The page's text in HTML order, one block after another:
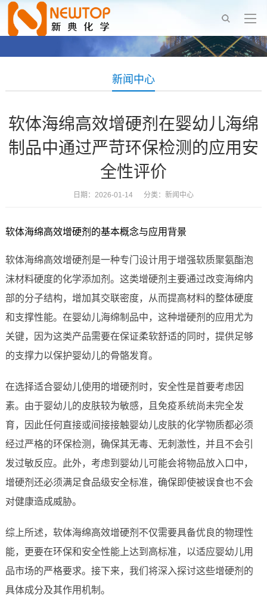
新闻中心
软体海绵高效增硬剂在婴幼儿海绵
制品中通过严苛环保检测的应用安
全性评价
日期：2026-01-14 分类： 新闻中心
软体海绵高效增硬剂的基本概念与应用背景
软体海绵高效增硬剂是一种专门设计用于增强软质聚氨酯泡
沫材料硬度的化学添加剂。这类增硬剂主要通过改变海绵内
部的分子结构，增加其交联密度，从而提高材料的整体硬度
和支撑性能。在婴幼儿海绵制品中，这种增硬剂的应用尤为
关键，因为这类产品需要在保证柔软舒适的同时，提供足够
的支撑力以保护婴幼儿的骨骼发育。
在选择适合婴幼儿使用的增硬剂时，安全性是首要考虑因
素。由于婴幼儿的皮肤较为敏感，且免疫系统尚未完全发
育，因此任何直接或间接接触婴幼儿皮肤的化学物质都必须
经过严格的环保检测，确保其无毒、无刺激性，并且不会引
发过敏反应。此外，考虑到婴幼儿可能会将物品放入口中，
增硬剂还必须满足食品级安全标准，确保即使被误食也不会
对健康造成威胁。
综上所述，软体海绵高效增硬剂不仅需要具备优良的物理性
能，更要在环保和安全性能上达到高标准，以适应婴幼儿用
品市场的严格要求。接下来，我们将深入探讨这些增硬剂的
具体成分及其作用机制。